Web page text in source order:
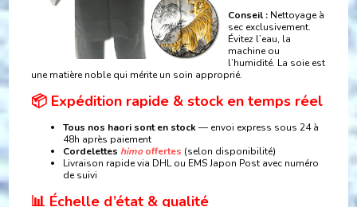
Conseil : Nettoyage à
sec exclusivement.
Évitez l’eau, la
machine ou
l’humidité. La soie est
une matière noble qui mérite un soin approprié.
📦 Expédition rapide & stock en temps réel
Tous nos haori sont en stock— envoi express sous 24 à
48h après paiement
Cordelettes himooffertes (selon disponibilité)
Livraison rapide via DHL ou EMS Japon Post avec numéro
de suivi
📊 Échelle d’état & qualité